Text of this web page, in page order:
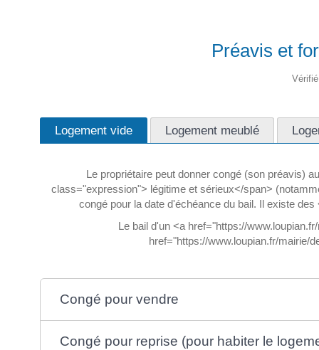
Préavis et
Logement vide Logement meublé
Le propriétaire peut donner congé (son préavis)
class="expression"> légitime et sérieux</span>
congé pour la date d'échéance du bail. Il existe
Le bail d'un <a href="https://
href="https://www.loupian.fr/mairie/
Congé pour vendre
Congé pour reprise (pour habiter le